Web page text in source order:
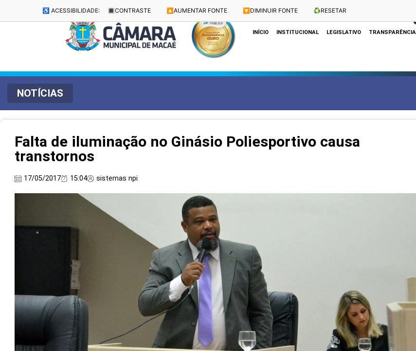
♿ ACESSIBILIDADE: 🔳 CONTRASTE 🔼 AUMENTAR FONTE 🔽 DIMINUIR FONTE ♻️RESETAR
Dias e Horários das Sessões: Terças e Quartas às 10h
INÍCIO INSTITUCIONAL LEGISLATIVO TRANSPARÊNCIA
NOTÍCIAS
Falta de iluminação no Ginásio Poliesportivo causa
transtornos
17/05/2017 15:04 sistemas npi